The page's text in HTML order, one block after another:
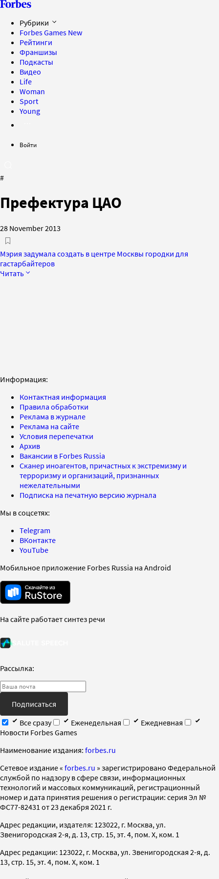
Рубрики
Forbes Games New
Рейтинги
Франшизы
Подкасты
Видео
Life
Woman
Sport
Young
Войти
#
Префектура ЦАО
28 November 2013
Мэрия задумала создать в центре Москвы городки для
гастарбайтеров
Читать
Информация:
Контактная информация
Правила обработки
Реклама в журнале
Реклама на сайте
Условия перепечатки
Архив
Вакансии в Forbes Russia
Сканер иноагентов, причастных к экстремизму и
терроризму и организаций, признанных
нежелательными
Подписка на печатную версию журнала
Мы в соцсетях:
Telegram
ВКонтакте
YouTube
Мобильное приложение Forbes Russia на Android
На сайте работает синтез речи
Рассылка:
Подписаться
Все сразу
Еженедельная
Ежедневная
Новости Forbes Games
Наименование издания: forbes.ru
Cетевое издание « forbes.ru » зарегистрировано Федеральной
службой по надзору в сфере связи, информационных
технологий и массовых коммуникаций, регистрационный
номер и дата принятия решения о регистрации: серия Эл №
ФС77-82431 от 23 декабря 2021 г.
Адрес редакции, издателя: 123022, г. Москва, ул.
Звенигородская 2-я, д. 13, стр. 15, эт. 4, пом. X, ком. 1
Адрес редакции: 123022, г. Москва, ул. Звенигородская 2-я, д.
13, стр. 15, эт. 4, пом. X, ком. 1